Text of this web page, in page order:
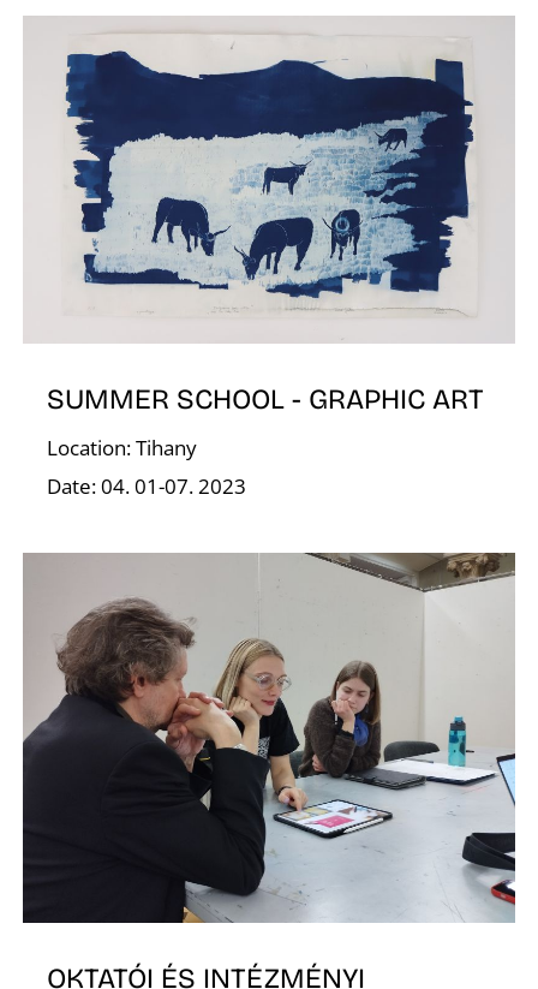
SUMMER SCHOOL - GRAPHIC ART
Location: Tihany
Date: 04. 01-07. 2023
OKTATÓI ÉS INTÉZMÉNYI